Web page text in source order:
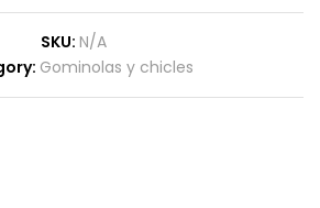
SKU: N/A
Gominolas y chicles